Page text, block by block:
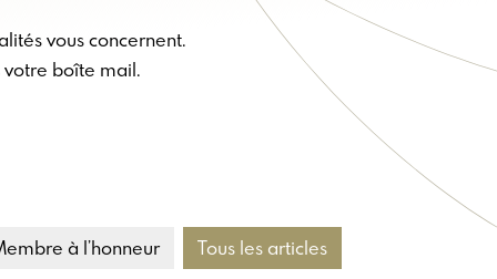
vous concernent.
boîte mail.
à l’honneur Tous les articles